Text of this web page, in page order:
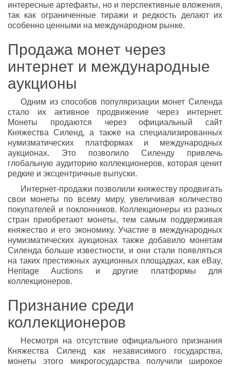
интересные артефакты, но и перспективные вложения,
так как ограниченные тиражи и редкость делают их
особенно ценными на международном рынке.
Продажа монет через
интернет и международные
аукционы
Одним из способов популяризации монет Силенда
стало их активное продвижение через интернет.
Монеты продаются через официальный сайт
Княжества Силенд, а также на специализированных
нумизматических платформах и международных
аукционах. Это позволило Силенду привлечь
глобальную аудиторию коллекционеров, которая ценит
редкие и эксцентричные выпуски.
Интернет-продажи позволили княжеству продвигать
свои монеты по всему миру, увеличивая количество
покупателей и поклонников. Коллекционеры из разных
стран приобретают монеты, тем самым поддерживая
княжество и его экономику. Участие в международных
нумизматических аукционах также добавило монетам
Силенда больше известности, и они стали появляться
на таких престижных аукционных площадках, как eBay,
Heritage Auctions и другие платформы для
коллекционеров.
Признание среди
коллекционеров
Несмотря на отсутствие официального признания
Княжества Силенд как независимого государства,
монеты этого микрогосударства получили широкое